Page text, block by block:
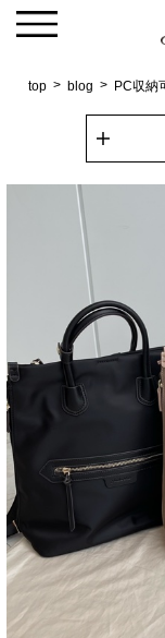
top blog PC収納